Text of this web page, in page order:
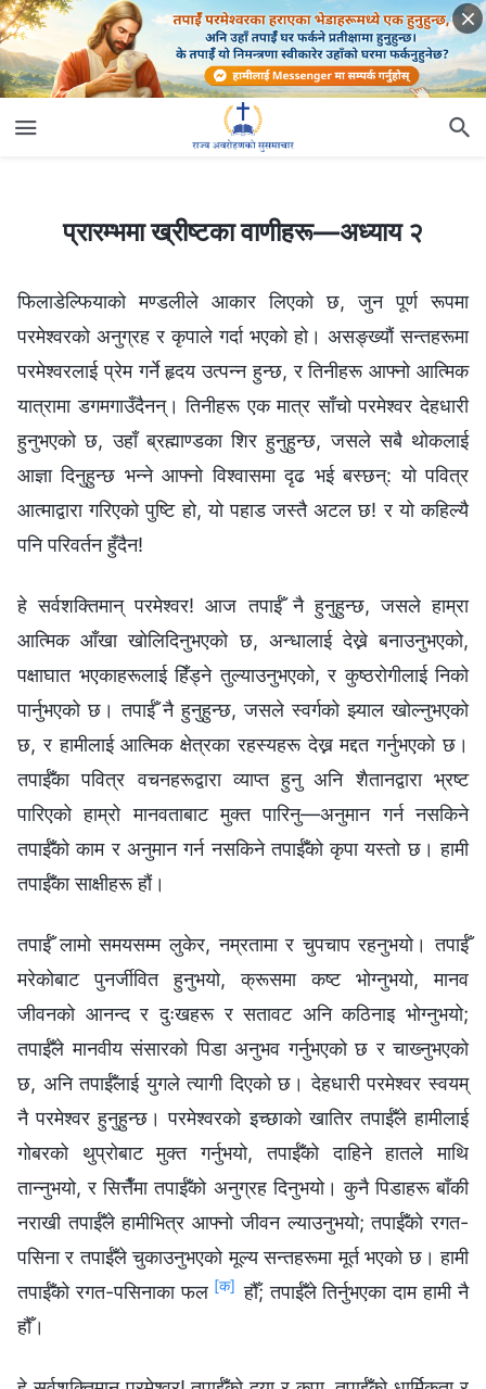
प्रारम्‍भमा ख्रीष्‍टका वाणीहरू—अध्याय २
प्रारम्‍भमा ख्रीष्‍टका वाणीहरू—अध्याय २
फिलाडेल्फियाको मण्डलीले आकार लिएको छ, जुन पूर्ण रूपमा
परमेश्‍वरको अनुग्रह र कृपाले गर्दा भएको हो। असङ्ख्यौं सन्तहरूमा
परमेश्‍वरलाई प्रेम गर्ने हृदय उत्पन्न हुन्छ, र तिनीहरू आफ्नो आत्मिक
यात्रामा डगमगाउँदैनन्। तिनीहरू एक मात्र साँचो परमेश्‍वर देहधारी
हुनुभएको छ, उहाँ ब्रह्माण्डका शिर हुनुहुन्छ, जसले सबै थोकलाई
आज्ञा दिनुहुन्छ भन्‍ने आफ्नो विश्‍वासमा दृढ भई बस्छन्: यो पवित्र
आत्माद्वारा गरिएको पुष्टि हो, यो पहाड जस्तै अटल छ! र यो कहिल्यै
पनि परिवर्तन हुँदैन!
हे सर्वशक्तिमान् परमेश्‍वर! आज तपाईँ नै हुनुहुन्छ, जसले हाम्रा
आत्मिक आँखा खोलिदिनुभएको छ, अन्‍धालाई देख्ने बनाउनुभएको,
पक्षाघात भएकाहरूलाई हिँड्ने तुल्याउनुभएको, र कुष्ठरोगीलाई निको
पार्नुभएको छ। तपाईँ नै हुनुहुन्छ, जसले स्वर्गको झ्याल खोल्नुभएको
छ, र हामीलाई आत्मिक क्षेत्रका रहस्यहरू देख्न मद्दत गर्नुभएको छ।
तपाईँका पवित्र वचनहरूद्वारा व्याप्त हुनु अनि शैतानद्वारा भ्रष्ट
पारिएको हाम्रो मानवताबाट मुक्त पारिनु—अनुमान गर्न नसकिने
तपाईँको काम र अनुमान गर्न नसकिने तपाईँको कृपा यस्तो छ। हामी
तपाईँका साक्षीहरू हौं।
तपाईँ लामो समयसम्म लुकेर, नम्रतामा र चुपचाप रहनुभयो। तपाईँ
मरेकोबाट पुनर्जीवित हुनुभयो, क्रूसमा कष्ट भोग्नुभयो, मानव
जीवनको आनन्द र दुःखहरू र सतावट अनि कठिनाइ भोग्नुभयो;
तपाईँले मानवीय संसारको पिडा अनुभव गर्नुभएको छ र चाख्‍नुभएको
छ, अनि तपाईँलाई युगले त्यागी दिएको छ। देहधारी परमेश्‍वर स्वयम्
नै परमेश्‍वर हुनुहुन्छ। परमेश्‍वरको इच्छाको खातिर तपाईँले हामीलाई
गोबरको थुप्रोबाट मुक्त गर्नुभयो, तपाईँको दाहिने हातले माथि
तान्नुभयो, र सित्तैँमा तपाईँको अनुग्रह दिनुभयो। कुनै पिडाहरू बाँकी
नराखी तपाईँले हामीभित्र आफ्नो जीवन ल्याउनुभयो; तपाईँको रगत-
पसिना र तपाईँले चुकाउनुभएको मूल्य सन्तहरूमा मूर्त भएको छ। हामी
तपाईँको रगत-पसिनाका फल [क] हौँ; तपाईँले तिर्नुभएका दाम हामी नै
हौँ।